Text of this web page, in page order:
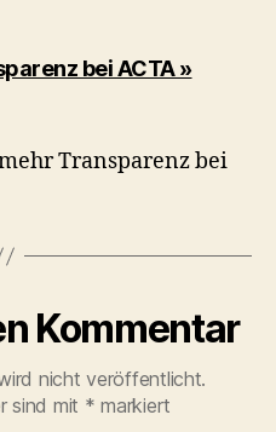
bei ACTA »
Transparenz bei
Kommentar
nicht veröffentlicht.
sind mit * markiert